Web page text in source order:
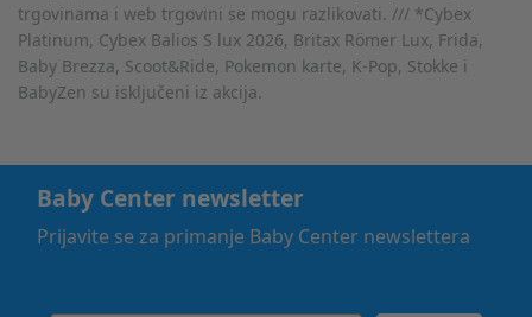
trgovinama i web trgovini se mogu razlikovati. /// *Cybex
Platinum, Cybex Balios S lux 2026, Britax Römer Lux, Frida,
Baby Brezza, Scoot&Ride, Pokemon karte, K-Pop, Stokke i
BabyZen su isključeni iz akcija.
Baby Center newsletter
Prijavite se za primanje Baby Center newslettera